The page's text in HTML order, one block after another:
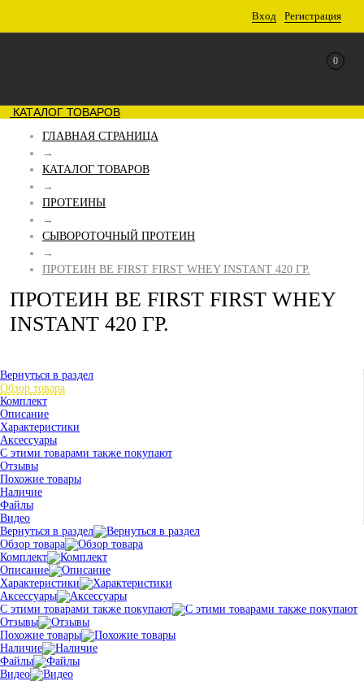
Вход Регистрация
0
КАТАЛОГ ТОВАРОВ
ГЛАВНАЯ СТРАНИЦА
→
КАТАЛОГ ТОВАРОВ
→
ПРОТЕИНЫ
→
СЫВОРОТОЧНЫЙ ПРОТЕИН
→
ПРОТЕИН BE FIRST FIRST WHEY INSTANT 420 ГР.
ПРОТЕИН BE FIRST FIRST WHEY
INSTANT 420 ГР.
Вернуться в раздел
Обзор товара
Комплект
Описание
Характеристики
Аксессуары
С этими товарами также покупают
Отзывы
Похожие товары
Наличие
Файлы
Видео
Вернуться в раздел
Обзор товара
Комплект
Описание
Характеристики
Аксессуары
С этими товарами также покупают
Отзывы
Похожие товары
Наличие
Файлы
Видео